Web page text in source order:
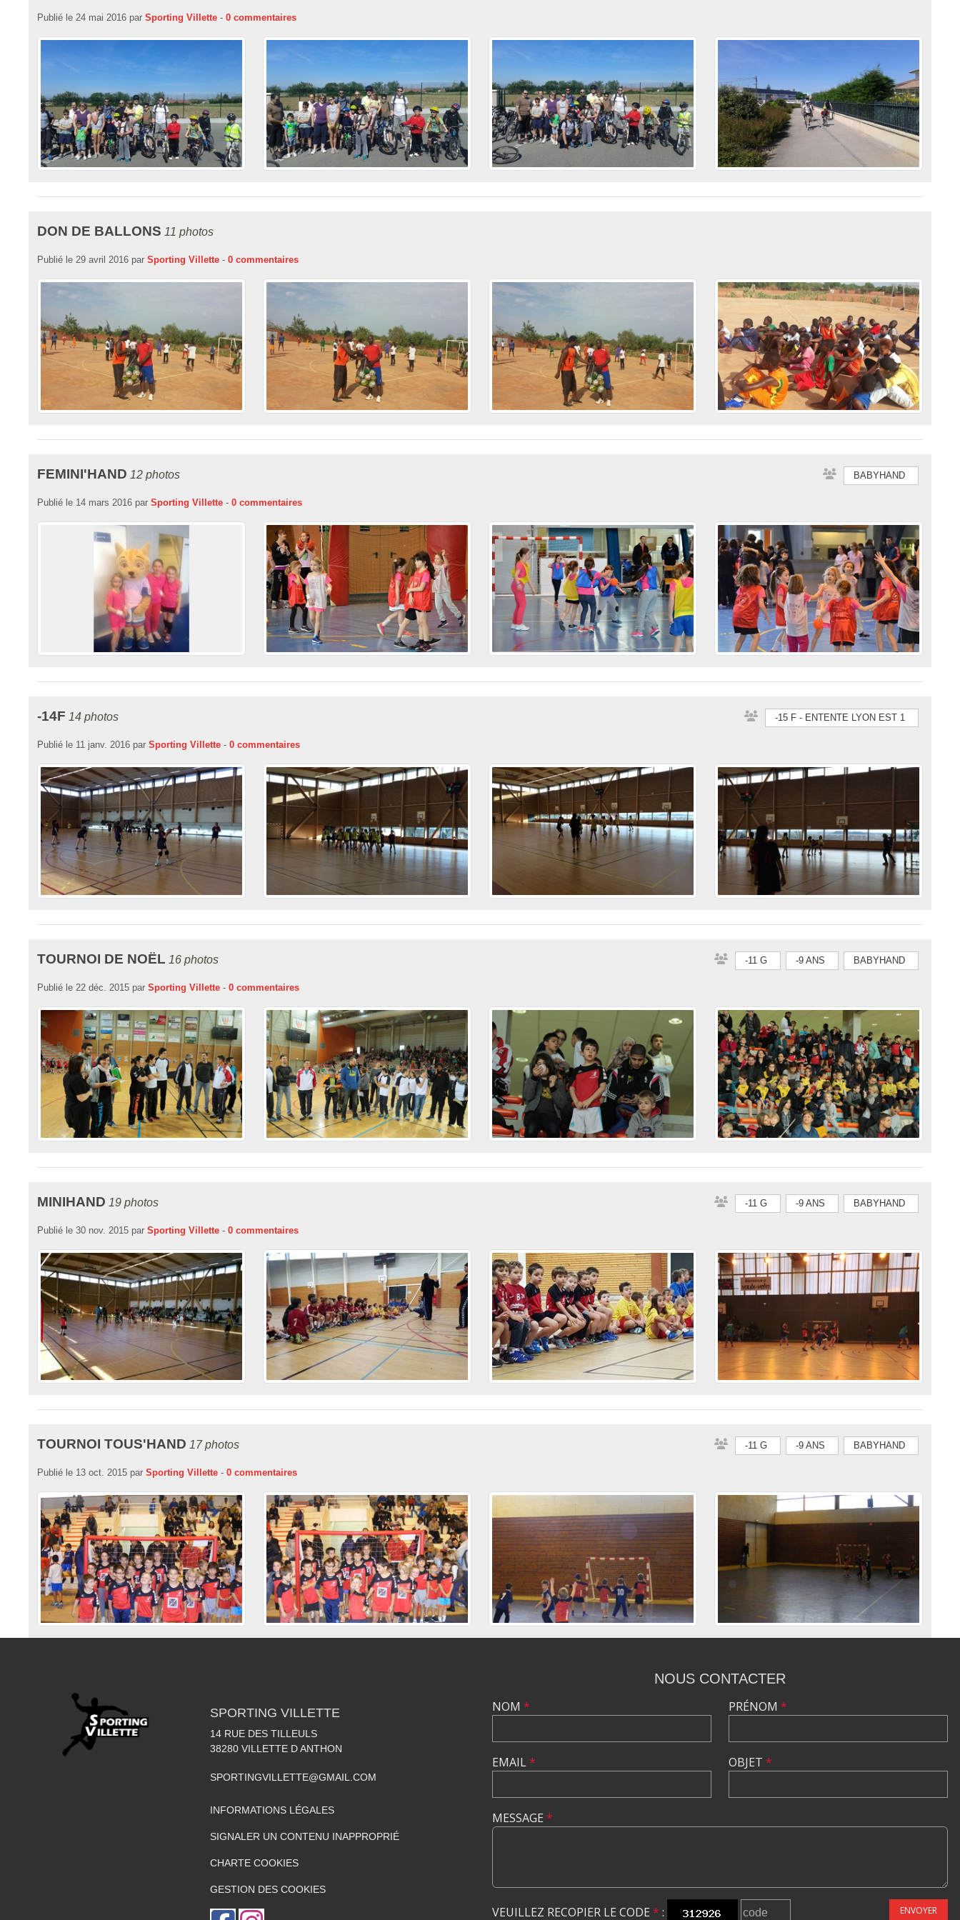
Publié le 24 mai 2016 par Sporting Villette - 0 commentaires
DON DE BALLONS 11 photos
Publié le 29 avril 2016 par Sporting Villette - 0 commentaires
FEMINI'HAND 12 photos BABYHAND
Publié le 14 mars 2016 par Sporting Villette - 0 commentaires
-14F 14 photos -15 F - ENTENTE LYON EST 1
Publié le 11 janv. 2016 par Sporting Villette - 0 commentaires
TOURNOI DE NOËL 16 photos -11 G -9 ANS BABYHAND
Publié le 22 déc. 2015 par Sporting Villette - 0 commentaires
MINIHAND 19 photos -11 G -9 ANS BABYHAND
Publié le 30 nov. 2015 par Sporting Villette - 0 commentaires
TOURNOI TOUS'HAND 17 photos -11 G -9 ANS BABYHAND
Publié le 13 oct. 2015 par Sporting Villette - 0 commentaires
SPORTING VILLETTE
14 RUE DES TILLEULS
38280 VILLETTE D ANTHON
SPORTINGVILLETTE@GMAIL.COM
INFORMATIONS LÉGALES
SIGNALER UN CONTENU INAPPROPRIÉ
CHARTE COOKIES
GESTION DES COOKIES
NOUS CONTACTER
NOM *
EMAIL*
PRÉNOM *
OBJET *
MESSAGE *
VEUILLEZ RECOPIER LE CODE * : ENVOYER